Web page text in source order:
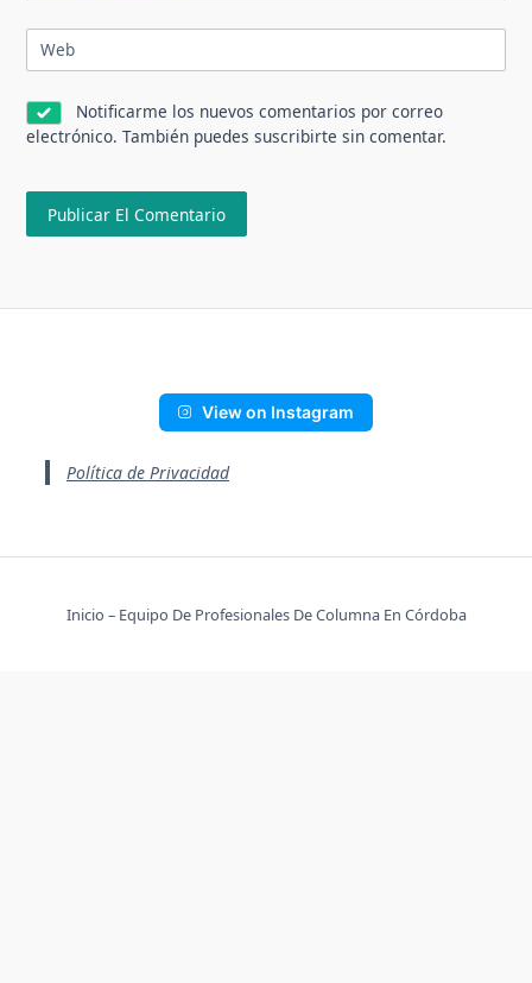
Web
Notificarme los nuevos comentarios por correo
electrónico. También puedessuscribirte sin comentar.
View on Instagram
Política de Privacidad
Inicio – Equipo De Profesionales De Columna En Córdoba